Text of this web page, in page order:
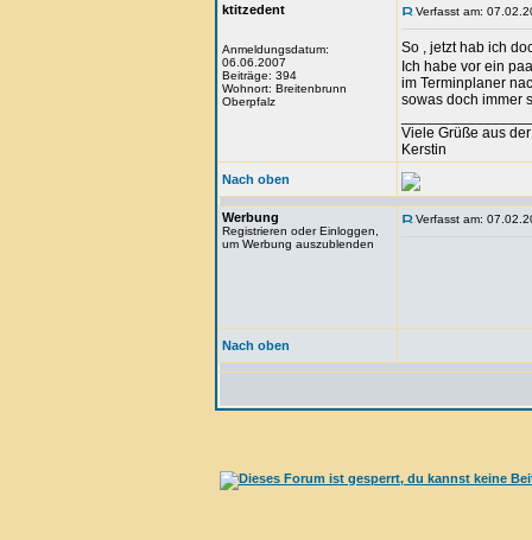
ktitzedent
Anmeldungsdatum:
06.06.2007
Beiträge: 394
Wohnort: Breitenbrunn
Oberpfalz
Verfasst am:
So , jetzt hab ich
Ich habe vor ein
im Terminplaner
sowas doch immer
Viele Grüße aus
Kerstin
Nach oben
Werbung
Registrieren oder Einloggen,
um Werbung auszublenden
Verfasst am:
Nach oben